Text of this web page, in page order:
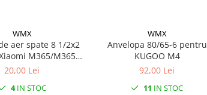
WMX
aer spate 8 1/2x2
M365/M365
Pro, valva 90°
20,00 Lei
4IN STOC
WMX
Anvelopa 80/65-6 pentru
KUGOO M4
92,00 Lei
11 IN STOC